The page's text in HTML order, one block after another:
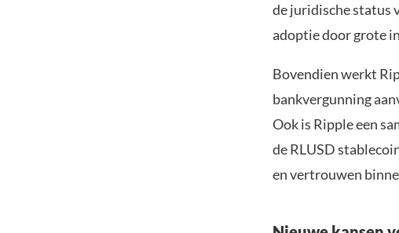
de juridische status
adoptie door grote
Bovendien werkt
bankvergunning
Ook is Ripple een
de RLUSD
en vertrouwen